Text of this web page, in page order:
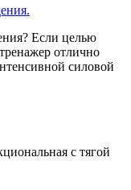
Если целью
отлично
силовой
с тягой